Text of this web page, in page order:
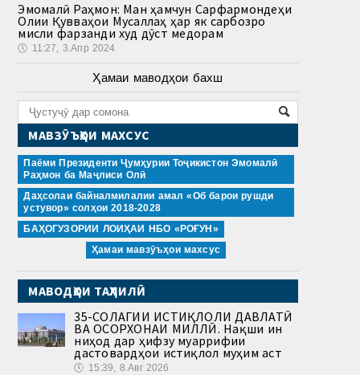
Эмомалӣ Раҳмон: Ман ҳамчун Сарфармондеҳи
Олии Қувваҳои Мусаллаҳ ҳар як сарбозро
мисли фарзанди худ дӯст медорам
🕔 11:27, 3.Апр 2024
Ҳамаи маводҳои бахш
МАВЗӮЪҲОИ МАХСУС
Паёми Президенти Ҷумҳурии Тоҷикистон Эмомалӣ
Раҳмон ба Маҷлиси Олӣ
Даҳсолаи байналмилалии амал «Об барои рушди
устувор» солҳои 2018-2028
БАҲОГУЗОРИИ ЛОИҲАИ НБО «РОҒУН»
Ҳамаи мавзӯъҳои махсус
МАВОДҲОИ ТАҲЛИЛӢ
35-СОЛАГИИ ИСТИҚЛОЛИ ДАВЛАТӢ
ВА ОСОРХОНАИ МИЛЛӢ. Нақши ин
ниҳод дар ҳифзу муаррифии
дастовардҳои истиқлол муҳим аст
🕔 15:39, 8.Авг 2026